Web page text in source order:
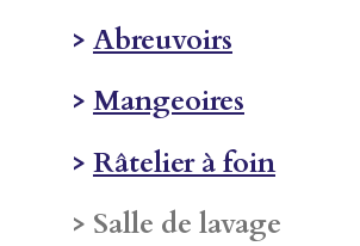
> Abreuvoirs
> Mangeoires
> Râtelier à foin
> Salle de lavage